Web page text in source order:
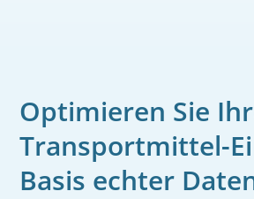
Optimieren Sie
Transportmittel-
Basis echter